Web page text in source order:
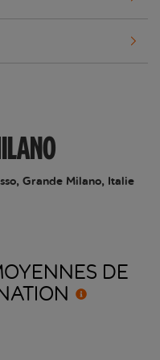
Grande Milano, Italie
DE